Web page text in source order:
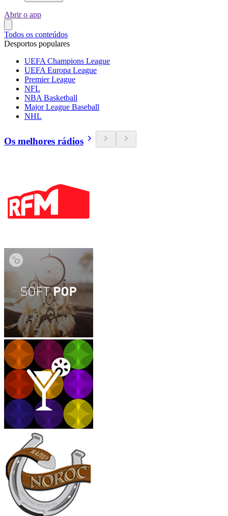
Abrir o app
Todos os conteúdos
Desportos populares
UEFA Champions League
UEFA Europa League
Premier League
NFL
NBA Basketball
Major League Baseball
NHL
Os melhores rádios